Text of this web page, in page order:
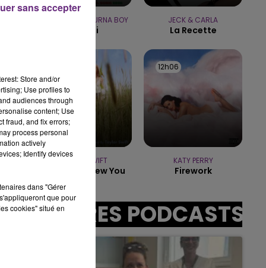
19h00 - 19h15
LA POP MACHINE - CHAMPAGNE FM
SHAKIRA FEAT. BURNA BOY
Dai Dai
JECK & CARLA
La Recette
TAYLOR SWIFT
I Knew It, I Knew You
12h06
12h06
KATY PERRY
Firework
AUTRES PODCASTS
Store and/or
Use profiles to
audiences through
content; Use
fraud, and fix errors;
process personal
actively
Identify devices
dans "Gérer
que pour
cookies" situé en
sans accepter